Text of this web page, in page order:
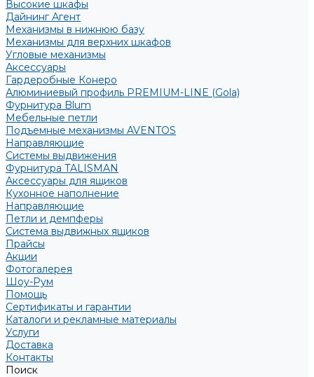
Высокие шкафы
Дайнинг Агент
Механизмы в нижнюю базу
Механизмы для верхних шкафов
Угловые механизмы
Аксессуары
Гардеробные Конеро
Алюминиевый профиль PREMIUM-LINE (Gola)
Фурнитура Blum
Мебельные петли
Подъемные механизмы AVENTOS
Направляющие
Системы выдвижения
Фурнитура TALISMAN
Аксессуары для ящиков
Кухонное наполнение
Направляющие
Петли и демпферы
Система выдвижных ящиков
Прайсы
Акции
Фотогалерея
Шоу-Рум
Помощь
Сертификаты и гарантии
Каталоги и рекламные материалы
Услуги
Доставка
Контакты
Поиск